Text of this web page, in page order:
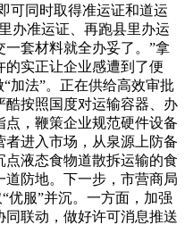
可同时取得准运证和道运
办准运证、再跑县里办运
套材料就全办妥了。”拿
实正让企业感遭到了便
加法”。正在供给高效审批
酷按照国度对运输容器、办
，鞭策企业规范硬件设备
进入市场，从泉源上防备
液态食物道散拆运输的食
防地。下一步，市营商局
优服”并沉。一方面，加强
联动，做好许可消息推送